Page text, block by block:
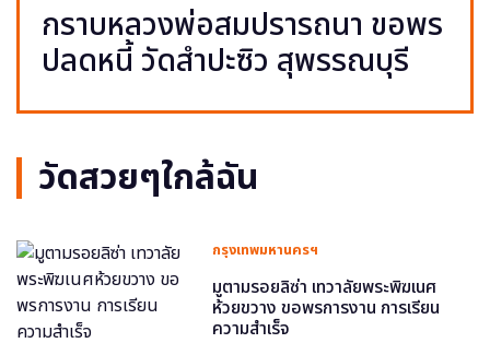
กราบหลวงพ่อสมปรารถนา ขอพร
ปลดหนี้ วัดสำปะซิว สุพรรณบุรี
วัดสวยๆใกล้ฉัน
กรุงเทพมหานครฯ
มูตามรอยลิซ่า เทวาลัยพระพิฆเนศ
ห้วยขวาง ขอพรการงาน การเรียน
ความสำเร็จ